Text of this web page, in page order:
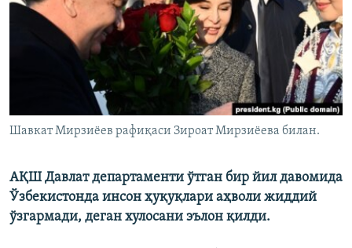
Шавкат Мирзиёев рафиқаси Зироат Мирзиёева билан.
АҚШ Давлат департаменти ўтган бир йил давомида
Ўзбекистонда инсон ҳуқуқлари аҳволи жиддий
ўзгармади, деган хулосани эълон қилди.